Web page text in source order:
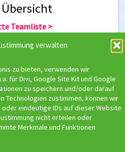
verwalten
zu bieten, verwenden wir
für Divi, Google Site Kit und Google
zu speichern und/oder darauf
Technologien zustimmen, können wir
eindeutige IDs auf dieser Website
nicht erteilen oder
Merkmale und Funktionen
Übersicht
Teamliste >
Hannover >
Trainerliste >
Berlin >
Hannover >